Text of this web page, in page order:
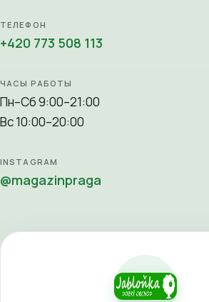
ТЕЛЕФОН
+420 773 508 113
ЧАСЫ РАБОТЫ
Пн–Сб 9:00–21:00
Вс 10:00–20:00
INSTAGRAM
@magazinpraga